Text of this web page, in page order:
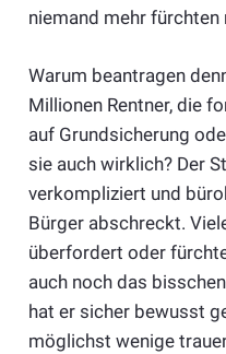
niemand mehr fürchten
Warum beantragen
Millionen Rentner, die
auf Grundsicherung
sie auch wirklich? Der
verkompliziert und
Bürger abschreckt.
überfordert oder
auch noch das
hat er sicher bewusst
möglichst wenige